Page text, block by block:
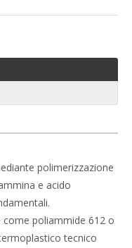
polimerizzazione
e acido
come poliammide 612 o
tecnico